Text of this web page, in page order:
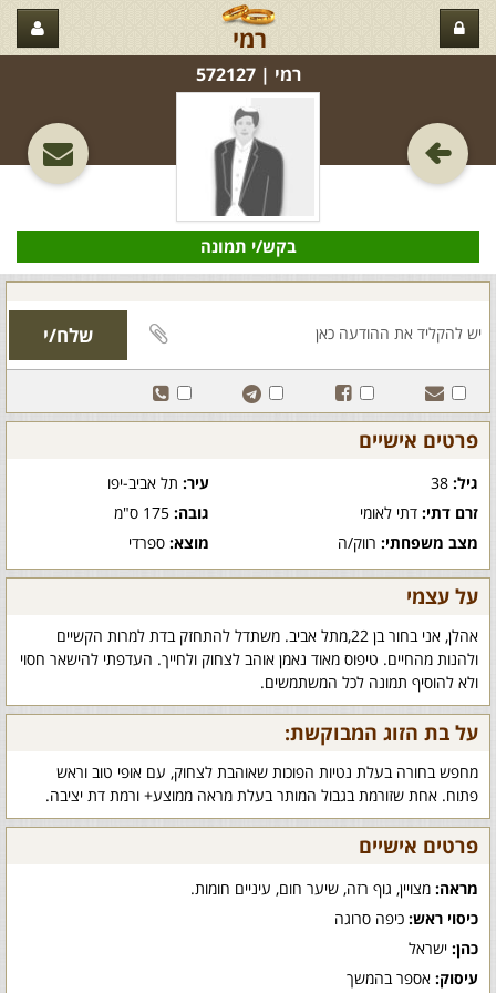
רמי
רמי‏ | 572127
בקש/י תמונה
פרטים אישיים
גיל: עיר:תל אביב-יפו
זרם דתי: דתי לאומי גובה:175 ס"מ
מצב משפחתי: רווק/ה מוצא:ספרדי
על עצמי
אהלן, אני בחור בן 22,מתל אביב. משתדל להתחזק בדת למרות הקשיים
ולהנות מהחיים. טיפוס מאוד נאמן אוהב לצחוק ולחייך. העדפתי להישאר חסוי
ולא להוסיף תמונה לכל המשתמשים.
על בת הזוג המבוקשת:
מחפש בחורה בעלת נטיות הפוכות שאוהבת לצחוק, עם אופי טוב וראש
פתוח. אחת שזורמת בגבול המותר בעלת מראה ממוצע+ ורמת דת יציבה.
פרטים אישיים
מראה: מצויין, גוף רזה, שיער חום, עיניים חומות.
כיסוי ראש: כיפה סרוגה
כהן: ישראל
עיסוק: אספר בהמשך